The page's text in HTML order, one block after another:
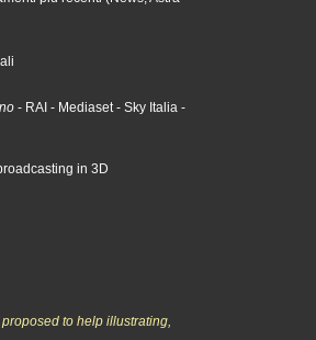
- RAI - Mediaset- Sky Italia -
in 3D
to help illustrating,